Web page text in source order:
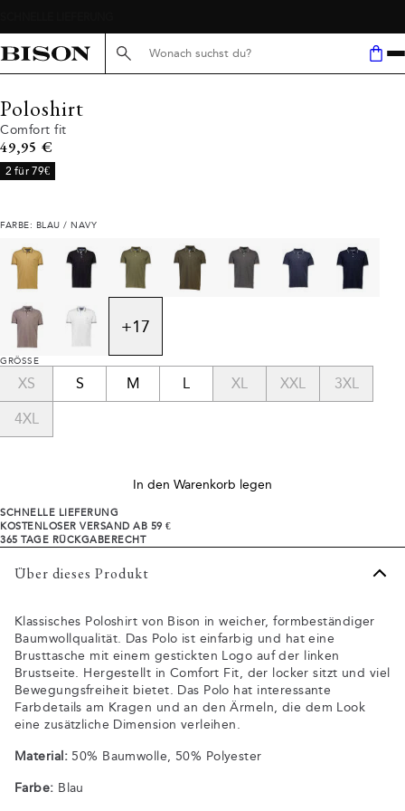
Suche hier...
Poloshirt
Comfort fit
Preis
49,95 €
2 für 79€
FARBE: BLAU / NAVY
+17
GRÖSSE
XS S M L XL XXL 3XL
4XL
In den Warenkorb legen
SCHNELLE LIEFERUNG
KOSTENLOSER VERSAND AB 59 €
365 TAGE RÜCKGABERECHT
Über dieses Produkt
Klassisches Poloshirt von Bison in weicher, formbeständiger
Baumwollqualität. Das Polo ist einfarbig und hat eine
Brusttasche mit einem gestickten Logo auf der linken
Brustseite. Hergestellt in Comfort Fit, der locker sitzt und viel
Bewegungsfreiheit bietet. Das Polo hat interessante
Farbdetails am Kragen und an den Ärmeln, die dem Look
eine zusätzliche Dimension verleihen.
Material:50% Baumwolle, 50% Polyester
Farbe: Blau